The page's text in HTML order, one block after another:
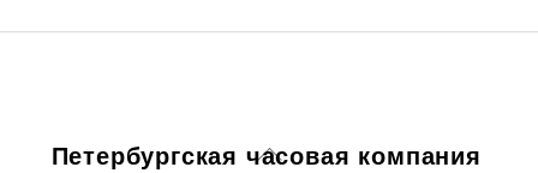
Back
Петербургская часовая компания